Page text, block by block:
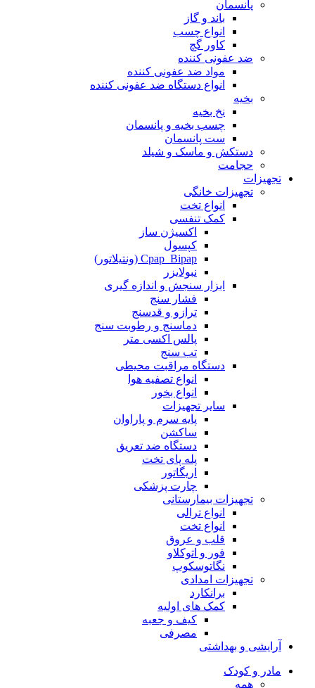
بخیه
نخ بخیه
چسب بخیه و پانسمان
ست پانسمان
دستکش و ماسک و شیلد
حجامت
تجهیزات خانگی
انواع تخت
کمک تنفسی
اکسیژن ساز
کپسول
نبولایزر
ابزار سنجش و اندازه گیری
فشار سنج
ترازو و قدسنج
دماسنج و رطوبت سنج
پالس اکسی متر
تب سنج
دستگاه مراقبت محیطی
انواع تصفیه هوا
انواع بخور
سایر تجهیزات
پایه سرم و پاراوان
ساکشن
دستگاه ضد تعریق
پله پای تخت
اریگاتور
چارت پزشکی
تجهیزات بیمارستانی
انواع ترالی
انواع تخت
قلب و عروق
فور و اتوکلاو
نگاتوسکوپ
تجهیزات امدادی
برانکارد
کمک های اولیه
کیف و جعبه
مصرفی
آرایشی و بهداشتی
مادر و کودک
همه
شیردوش برقی و دستی
لوازم شیردهی
مراقبت از مادر
مراقبت از کودک
ابزار جراحی تخصصی و عمومی
پنست و پنس